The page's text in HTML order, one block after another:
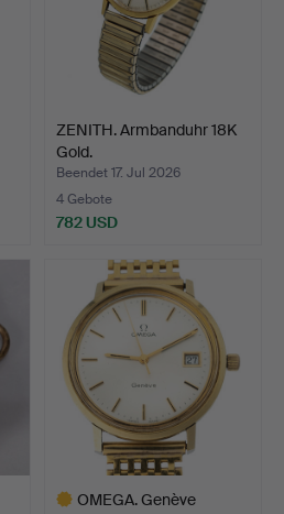
ZENITH. Armbanduhr 18K
Gold.
Beendet 17. Jul 2026
4 Gebote
782 USD
OMEGA. Genève